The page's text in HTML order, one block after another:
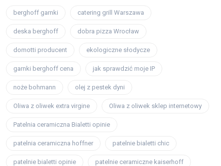
berghoff garnki catering grill Warszawa
deska berghoff dobra pizza Wrocław
domotti producent ekologiczne słodycze
garnki berghoff cena jak sprawdzić moje IP
noże bohmann olej z pestek dyni
Oliwa z oliwek extra virgine Oliwa z oliwek sklep internetowy
Patelnia ceramiczna Bialetti opinie
patelnia ceramiczna hoffner patelnie bialetti chic
patelnie bialetti opinie patelnie ceramiczne kaiserhoff